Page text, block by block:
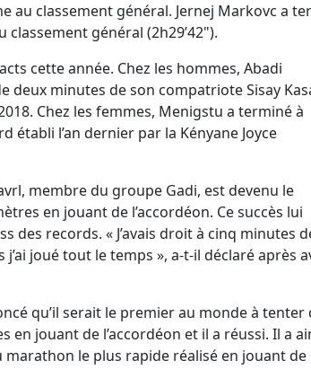
au classement général. Jernej Markovc a
général (2h29’42").
cette année. Chez les hommes, Abadi
deux minutes de son compatriote Sisay
Chez les femmes, Menigstu a terminé à
l’an dernier par la Kényane Joyce
membre du groupe Gadi, est devenu le
en jouant de l’accordéon. Ce succès lui
des records. « J’avais droit à cinq minutes
j’ai joué tout le temps », a-t-il déclaré après
qu’il serait le premier au monde à tenter
jouant de l’accordéon et il a réussi. Il a
le plus rapide réalisé en jouant de